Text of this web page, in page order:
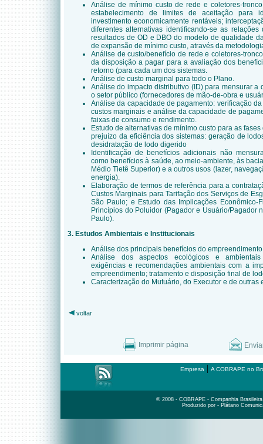
Análise de mínimo custo de rede e coletores-
estabelecimento de limites de aceitação para
investimento economicamente rentáveis;
diferentes alternativas identificando-se as
resultados de OD e DBO do modelo de qualidade
de expansão de mínimo custo, através da
Análise de custo/benefício de rede e coletores-
da disposição a pagar para a avaliação dos
retorno (para cada um dos sistemas.
Análise de custo marginal para todo o Plano.
Análise do impacto distributivo (ID) para mensurar a
o setor público (fornecedores de mão-de-obra e
Análise da capacidade de pagamento: verificação
custos marginais e análise da capacidade de
faixas de consumo e rendimento.
Estudo de alternativas de mínimo custo para as
prejuízo da eficiência dos sistemas: geração de
desidratação de lodo digerido
Identificação de benefícios adicionais não
como benefícios à saúde, ao meio-ambiente, às
Médio Tietê Superior) e a outros usos (lazer,
energia).
Elaboração de termos de referência para a
Custos Marginais para Tarifação dos Serviços de
São Paulo; e Estudo das Implicações Econômico-
Princípios do Poluidor (Pagador e Usuário/Pagador
Paulo).
3. Estudos Ambientais e Institucionais
Análise dos principais benefícios do
Análise dos aspectos ecológicos e
exigências e recomendações ambientais com a
empreendimento; tratamento e disposição final de
Caracterização do Mutuário, do Executor e de outras
voltar
Imprimir página
Empresa | A COBRAPE no
© 2008 - COBRAPE - Companhia
Produzido por - Plátano